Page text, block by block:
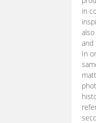
in
and
In